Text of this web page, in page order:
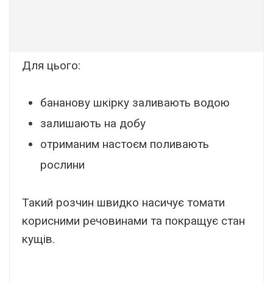
Для цього:
бананову шкірку заливають водою
залишають на добу
отриманим настоєм поливають
рослини
Такий розчин швидко насичує томати
корисними речовинами та покращує стан
кущів.